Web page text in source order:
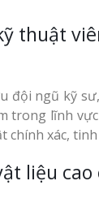
thuật
đội ngũ kỹ
trong lĩnh
chính xác, tinh
liệu